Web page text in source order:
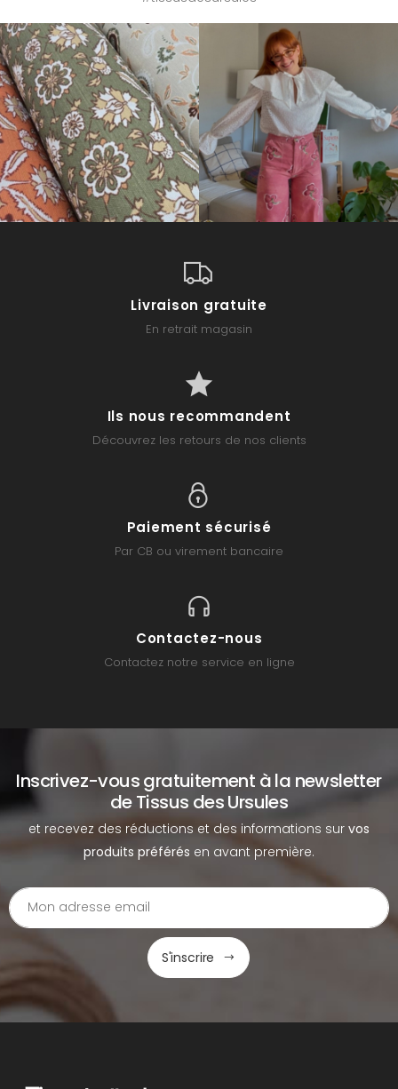
Livraison gratuite
En retrait magasin
Ils nous recommandent
Découvrez les retours de nos clients
Paiement sécurisé
Par CB ou virement bancaire
Contactez-nous
Contactez notre service en ligne
Inscrivez-vous gratuitement à la newsletter
de Tissus des Ursules
et recevez des réductions et des informations sur vos
produits préférés en avant première.
S'inscrire